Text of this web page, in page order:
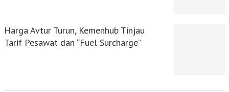
Harga Avtur Turun, Kemenhub Tinjau
Tarif Pesawat dan “Fuel Surcharge”